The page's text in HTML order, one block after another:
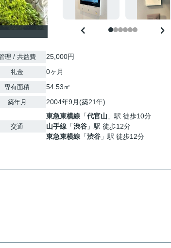
理 / 共益費 25,000円
礼金 0ヶ月
専有面積 54.53㎡
築年月 2004年9月(築21年)
交通
東急東横線 「代官山 」駅 徒歩10分
山手線 「渋谷 」駅 徒歩12分
東急東横線 「渋谷 」駅 徒歩12分